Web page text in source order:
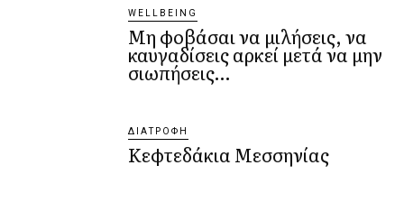
WELLBEING
Mη φοβάσαι να μιλήσεις, να
καυγαδίσεις αρκεί μετά να μην
σιωπήσεις…
ΔΙΑΤΡΟΦΉ
Κεφτεδάκια Mεσσηνίας